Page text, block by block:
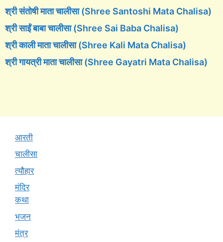
श्री संतोषी माता चालीसा (Shree Santoshi Mata Chalisa)
श्री साईं बाबा चालीसा (Shree Sai Baba Chalisa)
श्री काली माता चालीसा (Shree Kali Mata Chalisa)
श्री गायत्री माता चालीसा (Shree Gayatri Mata Chalisa)
आरती
चालीसा
त्यौहार
मंदिर
कथा
भजन
मंत्र